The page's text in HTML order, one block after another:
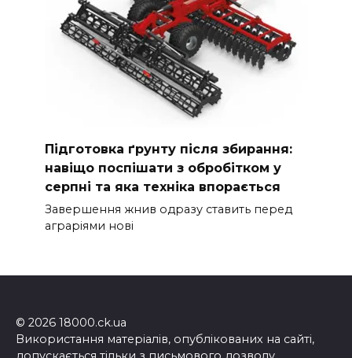
Підготовка ґрунту після збирання:
навіщо поспішати з обробітком у
серпні та яка техніка впорається
Завершення жнив одразу ставить перед
аграріями нові
© 2026 18000.ck.ua
Використання матеріалів, опублікованих на сайті,